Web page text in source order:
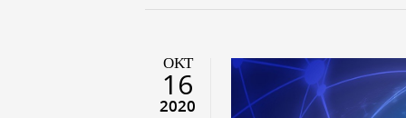
ΟΚΤ
16
2020